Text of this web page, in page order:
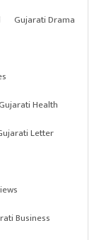
Gujarati Drama
Health
Letter
Business